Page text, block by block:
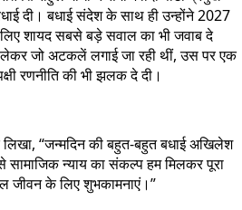
दी। बधाई संदेश के साथ ही उन्होंने 2027
शायद सबसे बड़े सवाल का भी जवाब दे
जो अटकलें लगाई जा रही थीं, उस पर एक
रणनीति की भी झलक दे दी।
लिखा, “जन्मदिन की बहुत-बहुत बधाई अखिलेश
सामाजिक न्याय का संकल्प हम मिलकर पूरा
जीवन के लिए शुभकामनाएं।”